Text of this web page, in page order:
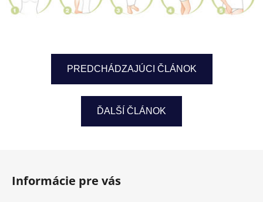
PREDCHÁDZAJÚCI ČLÁNOK
ĎALŠÍ ČLÁNOK
Informácie pre vás